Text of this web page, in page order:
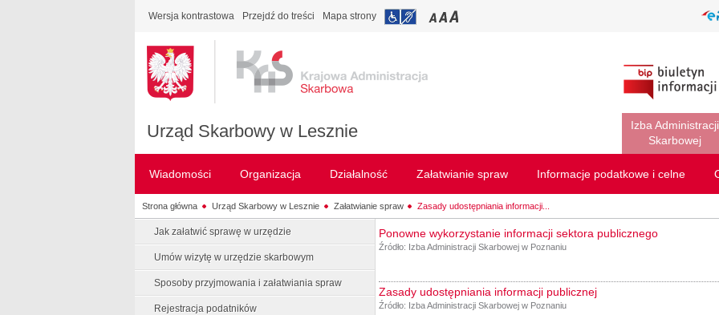
Wersja kontrastowa Przejdź do treści Mapa strony
Urząd Skarbowy w Lesznie
Izba Administracji
Skarbowej
Wiadomości Organizacja Działalność Załatwianie spraw Informacje podatkowe i celne
Strona główna Urząd Skarbowy w Lesznie Załatwianie spraw Zasady udostępniania informacji...
Jak załatwić sprawę w urzędzie
Umów wizytę w urzędzie skarbowym
Sposoby przyjmowania i załatwiania spraw
Rejestracja podatników
Ponowne wykorzystanie informacji sektora publicznego
Źródło: Izba Administracji Skarbowej w Poznaniu
Zasady udostępniania informacji publicznej
Źródło: Izba Administracji Skarbowej w Poznaniu